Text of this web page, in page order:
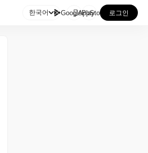
한국어 GooglePlay
AppStore 로그인